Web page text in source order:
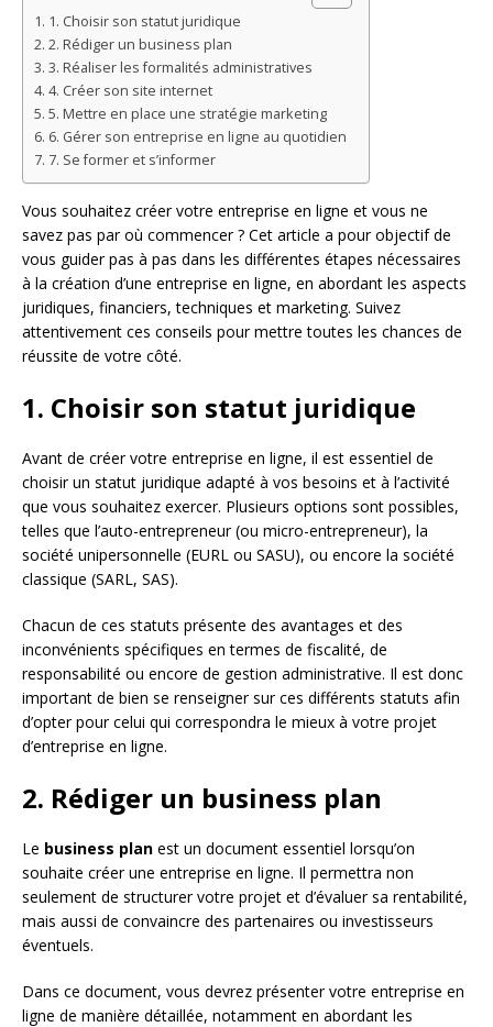
1. Choisir son statut juridique
2. Rédiger un business plan
3. Réaliser les formalités administratives
4. Créer son site internet
5. Mettre en place une stratégie marketing
6. Gérer son entreprise en ligne au quotidien
7. Se former et s’informer
Vous souhaitez créer votre entreprise en ligne et vous ne
savez pas par où commencer ? Cet article a pour objectif de
vous guider pas à pas dans les différentes étapes nécessaires
à la création d’une entreprise en ligne, en abordant les aspects
juridiques, financiers, techniques et marketing. Suivez
attentivement ces conseils pour mettre toutes les chances de
réussite de votre côté.
1. Choisir son statut juridique
Avant de créer votre entreprise en ligne, il est essentiel de
choisir un statut juridique adapté à vos besoins et à l’activité
que vous souhaitez exercer. Plusieurs options sont possibles,
telles que l’auto-entrepreneur (ou micro-entrepreneur), la
société unipersonnelle (EURL ou SASU), ou encore la société
classique (SARL, SAS).
Chacun de ces statuts présente des avantages et des
inconvénients spécifiques en termes de fiscalité, de
responsabilité ou encore de gestion administrative. Il est donc
important de bien se renseigner sur ces différents statuts afin
d’opter pour celui qui correspondra le mieux à votre projet
d’entreprise en ligne.
2. Rédiger un business plan
Le business plan est un document essentiel lorsqu’on
souhaite créer une entreprise en ligne. Il permettra non
seulement de structurer votre projet et d’évaluer sa rentabilité,
mais aussi de convaincre des partenaires ou investisseurs
éventuels.
Dans ce document, vous devrez présenter votre entreprise en
ligne de manière détaillée, notamment en abordant les